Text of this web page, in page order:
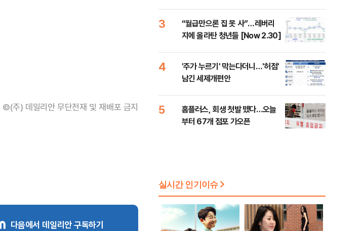
©(주) 데일리안 무단전재 및 재배포 금지
다음에서 데일리안 구독하기
3
“월급만으론 집 못 사”…레버리
지에 올라탄 청년들 [Now 2.30]
4
'주가 누르기' 막는다더니…'허점'
남긴 세제개편안
5
홈플러스, 회생 첫발 뗐다…오늘
부터 67개 점포 가오픈